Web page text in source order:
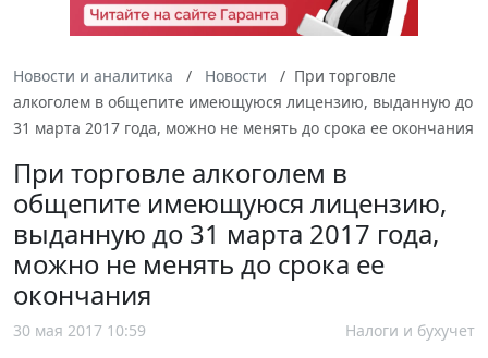
Новости и аналитика Новости
При торговле
алкоголем в общепите имеющуюся лицензию, выданную до
31 марта 2017 года, можно не менять до срока ее окончания
При торговле алкоголем в
общепите имеющуюся лицензию,
выданную до 31 марта 2017 года,
можно не менять до срока ее
окончания
30 мая 2017 10:59 Налоги и бухучет